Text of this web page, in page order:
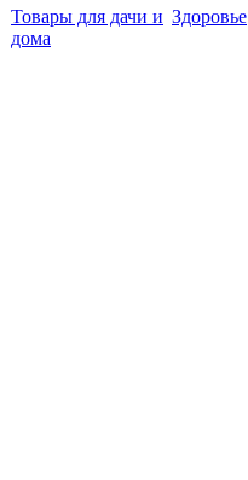
Товары для дачи и
дома
Здоровье